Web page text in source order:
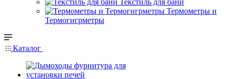
Текстиль для бани
Термометры и
Термогигрметры
Каталог